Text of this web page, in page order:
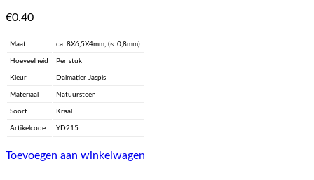
€0.40
Maat ca. 8X6,5X4mm, (ᴓ 0,8mm)
Hoeveelheid Per stuk
Kleur Dalmatier Jaspis
Materiaal Natuursteen
Soort Kraal
Artikelcode YD215
Toevoegen aan winkelwagen